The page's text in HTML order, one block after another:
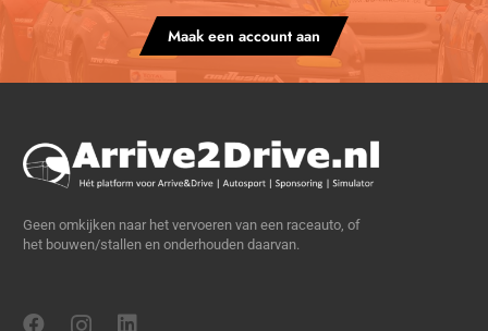
Maak een account aan
Geen omkijken naar het vervoeren van een raceauto, of
het bouwen/stallen en onderhouden daarvan.